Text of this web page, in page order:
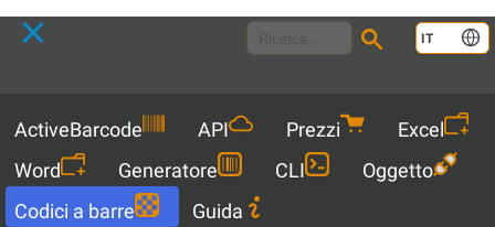
IT
ActiveBarcode API Prezzi
Excel
Word
Generatore CLI
Oggetto
Codici a barre
Guida